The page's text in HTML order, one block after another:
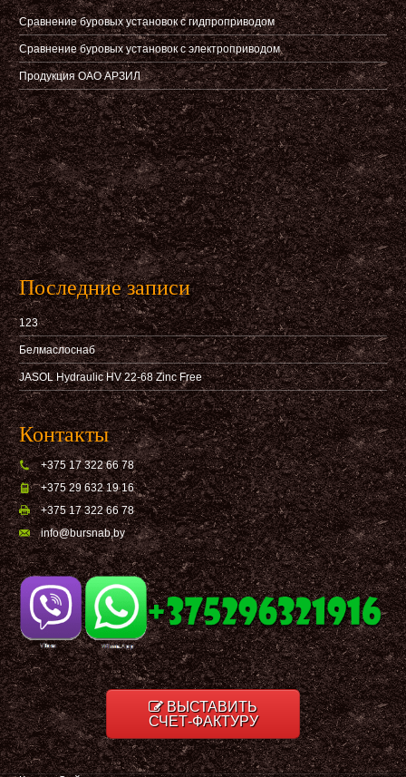
Сравнение буровых установок с гидпроприводом
Сравнение буровых установок с электроприводом
Продукция ОАО АРЗИЛ
Последние записи
123
Белмаслоснаб
JASOL Hydraulic HV 22-68 Zinc Free
Контакты
+375 17 322 66 78
+375 29 632 19 16
+375 17 322 66 78
info@bursnab,by
ВЫСТАВИТЬ
СЧЕТ-ФАКТУРУ